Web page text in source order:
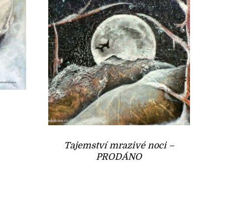
Tajemství mrazivé noci –
PRODÁNO